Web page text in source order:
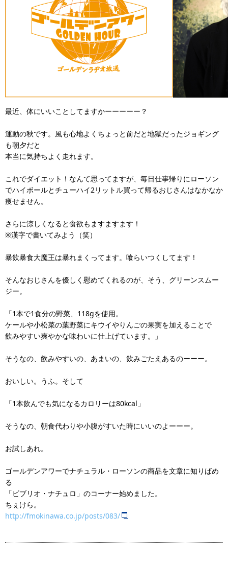
最近、体にいいことしてますかーーーーー？
運動の秋です。風も心地よくちょっと前だと地獄だったジョギング
も朝夕だと
本当に気持ちよく走れます。
これでダイエット！なんて思ってますが、毎日仕事帰りにローソン
でハイボールとチューハイ2リットル買って帰るおじさんはなかなか
痩せません。
さらに涼しくなると食欲もますますます！
※漢字で書いてみよう（笑）
暴飲暴食大魔王は暴れまくってます。喰らいつくしてます！
そんなおじさんを優しく慰めてくれるのが、そう、グリーンスムー
ジー。
「1本で1食分の野菜、118gを使用。
ケールや小松菜の葉野菜にキウイやりんごの果実を加えることで
飲みやすい爽やかな味わいに仕上げています。」
そうなの、飲みやすいの、あまいの、飲みごたえあるのーーー。
おいしい。うふ。そして
「1本飲んでも気になるカロリーは80kcal」
そうなの、朝食代わりや小腹がすいた時にいいのよーーー。
お試しあれ。
ゴールデンアワーでナチュラル・ローソンの商品を文章に知りばめ
る
「ビブリオ・ナチュロ」のコーナー始めました。
ちぇけら。
http://fmokinawa.co.jp/posts/083/